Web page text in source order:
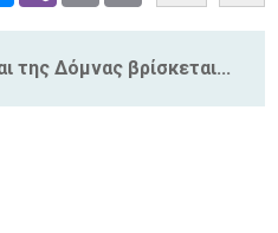
της Δόμνας βρίσκεται...